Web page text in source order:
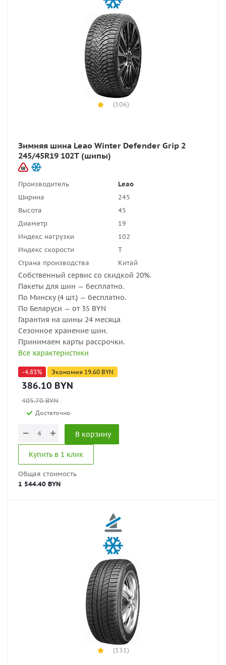
(106)
Зимняя шина Leao Winter Defender Grip 2
245/45R19 102T (шипы)
Производитель
Leao
Ширина
245
Высота
45
Диаметр
19
Индекс нагрузки
102
Индекс скорости
T
Страна производства
Китай
Собственный сервис со скидкой 20%.
Пакеты для шин — бесплатно.
По Минску (4 шт.) — бесплатно.
По Беларуси — от 35 BYN
Гарантия на шины 24 месяца
Сезонное хранение шин.
Принимаем карты рассрочки.
Все характеристики
-4.83% Экономия 19.60 BYN
386.10 BYN
405.70BYN
Достаточно
В корзину
Купить в 1 клик
Общая стоимость
1 544.40 BYN
(131)